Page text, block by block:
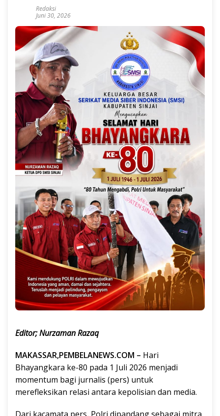
Redaksi
Juni 30, 2026
Editor; Nurzaman Razaq
MAKASSAR,PEMBELANEWS.COM – Hari
Bhayangkara ke-80 pada 1 Juli 2026 menjadi
momentum bagi jurnalis (pers) untuk
merefleksikan relasi antara kepolisian dan media.
Dari kacamata pers, Polri dipandang sebagai mitra